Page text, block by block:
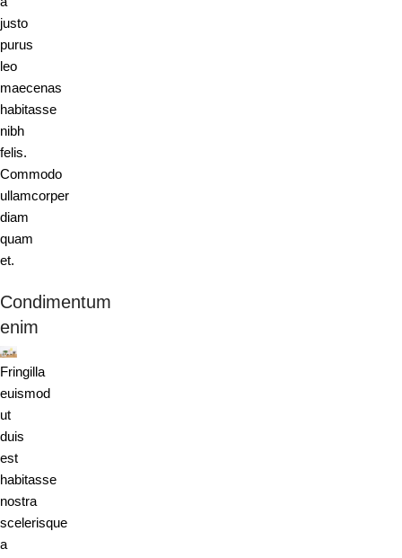
justo
purus
leo
maecenas
habitasse
nibh
felis.
Commodo
ullamcorper
diam
quam
et.
Condimentum
enim
Fringilla
euismod
ut
duis
est
habitasse
nostra
scelerisque
a